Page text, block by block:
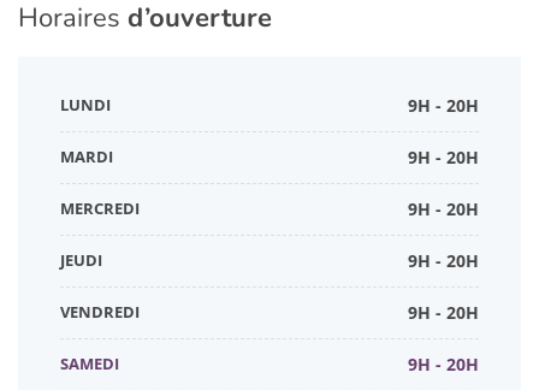
Horaires d’ouverture
LUNDI 9H - 20H
MARDI 9H - 20H
MERCREDI 9H - 20H
JEUDI 9H - 20H
VENDREDI 9H - 20H
SAMEDI 9H - 20H